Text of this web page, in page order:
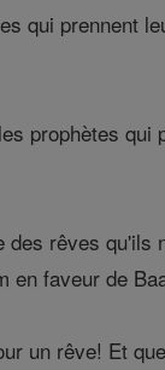
qui prennent
prophètes
rêves
en faveur de
un rêve! Et